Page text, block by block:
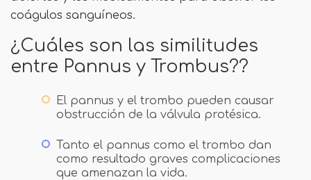
coágulos sanguíneos.
¿Cuáles son las similitudes
entre Pannus y Trombus??
El pannus y el trombo pueden causar
obstrucción de la válvula protésica.
Tanto el pannus como el trombo dan
como resultado graves complicaciones
que amenazan la vida.